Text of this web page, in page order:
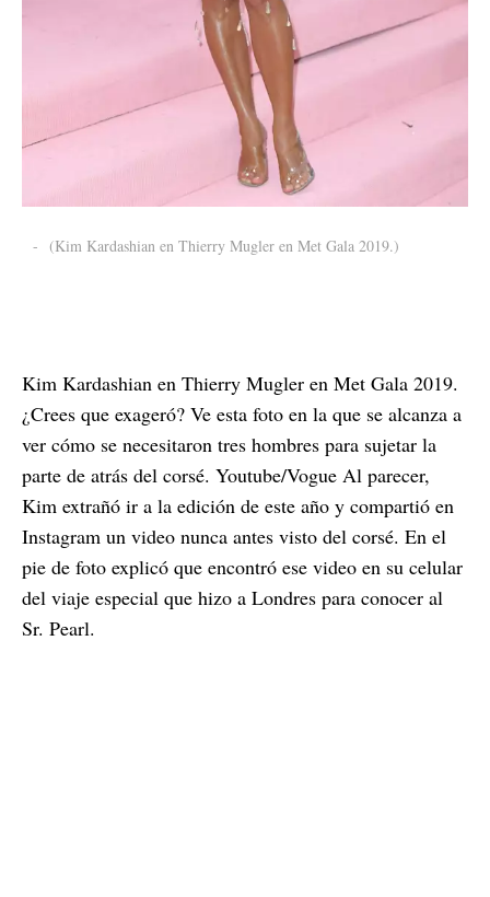
- (Kim Kardashian en Thierry Mugler en Met Gala 2019.)
Kim Kardashian en Thierry Mugler en Met Gala 2019.
¿Crees que exageró? Ve esta foto en la que se alcanza a
ver cómo se necesitaron tres hombres para sujetar la
parte de atrás del corsé. Youtube/Vogue Al parecer,
Kim extrañó ir a la edición de este año y compartió en
Instagram un video nunca antes visto del corsé. En el
pie de foto explicó que encontró ese video en su celular
del viaje especial que hizo a Londres para conocer al
Sr. Pearl.